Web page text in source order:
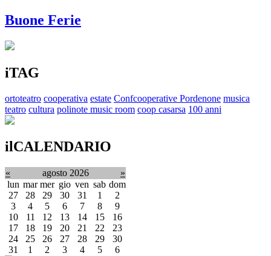
Buone Ferie
iTAG
ortoteatro cooperativa estate Confcooperative Pordenone musica
teatro cultura polinote music room coop casarsa 100 anni
ilCALENDARIO
« agosto 2026
»
lun mar mer gio ven sab dom
27
28 29 30 31 1
2
3
4 5 6 7 8
9
10
11 12 13 14 15
16
17
18 19 20 21 22
23
24
25 26 27 28 29
30
31
1 2 3 4 5 6